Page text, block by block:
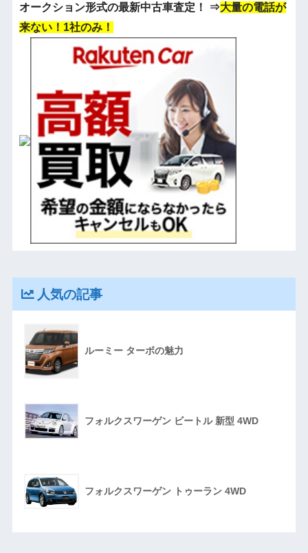
オークション形式の最新中古車査定！ ⇒大量の電話が
来ない！1社のみ！
人気の記事
ルーミー ターボの魅力
フォルクスワーゲン ビートル 新型 4WD
フォルクスワーゲン トゥーラン 4WD